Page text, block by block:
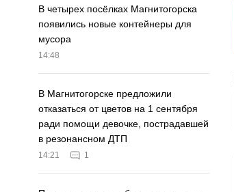
В четырех посёлках Магнитогорска
появились новые контейнеры для
мусора
14:48
В Магнитогорске предложили
отказаться от цветов на 1 сентября
ради помощи девочке, пострадавшей
в резонансном ДТП
14:21 1